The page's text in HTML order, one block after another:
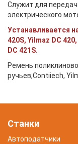
Служит для
электрического
Устанавливается
420S, Yilmaz DC
DC 421S.
Ремень
ручьев,Сontiiech,
Станки
Автоподатчики